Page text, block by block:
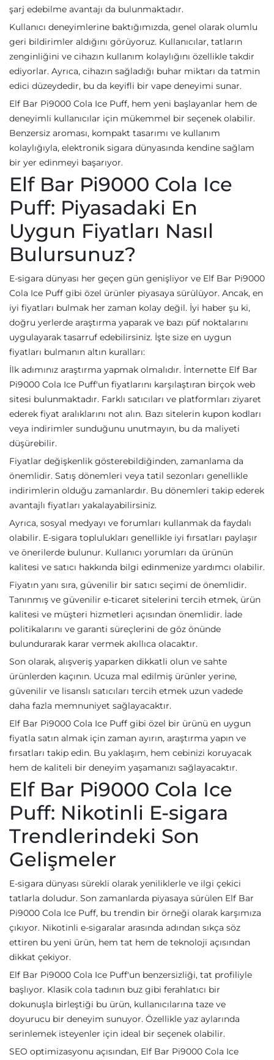
şarj edebilme avantajı da bulunmaktadır.
Kullanıcı deneyimlerine baktığımızda, genel olarak olumlu
geri bildirimler aldığını görüyoruz. Kullanıcılar, tatların
zenginliğini ve cihazın kullanım kolaylığını özellikle takdir
ediyorlar. Ayrıca, cihazın sağladığı buhar miktarı da tatmin
edici düzeydedir, bu da keyifli bir vape deneyimi sunar.
Elf Bar Pi9000 Cola Ice Puff, hem yeni başlayanlar hem de
deneyimli kullanıcılar için mükemmel bir seçenek olabilir.
Benzersiz aroması, kompakt tasarımı ve kullanım
kolaylığıyla, elektronik sigara dünyasında kendine sağlam
bir yer edinmeyi başarıyor.
Elf Bar Pi9000 Cola Ice
Puff: Piyasadaki En
Uygun Fiyatları Nasıl
Bulursunuz?
E-sigara dünyası her geçen gün genişliyor ve Elf Bar Pi9000
Cola Ice Puff gibi özel ürünler piyasaya sürülüyor. Ancak, en
iyi fiyatları bulmak her zaman kolay değil. İyi haber şu ki,
doğru yerlerde araştırma yaparak ve bazı püf noktalarını
uygulayarak tasarruf edebilirsiniz. İşte size en uygun
fiyatları bulmanın altın kuralları:
İlk adımınız araştırma yapmak olmalıdır. İnternette Elf Bar
Pi9000 Cola Ice Puff'un fiyatlarını karşılaştıran birçok web
sitesi bulunmaktadır. Farklı satıcıları ve platformları ziyaret
ederek fiyat aralıklarını not alın. Bazı sitelerin kupon kodları
veya indirimler sunduğunu unutmayın, bu da maliyeti
düşürebilir.
Fiyatlar değişkenlik gösterebildiğinden, zamanlama da
önemlidir. Satış dönemleri veya tatil sezonları genellikle
indirimlerin olduğu zamanlardır. Bu dönemleri takip ederek
avantajlı fiyatları yakalayabilirsiniz.
Ayrıca, sosyal medyayı ve forumları kullanmak da faydalı
olabilir. E-sigara toplulukları genellikle iyi fırsatları paylaşır
ve önerilerde bulunur. Kullanıcı yorumları da ürünün
kalitesi ve satıcı hakkında bilgi edinmenize yardımcı olabilir.
Fiyatın yanı sıra, güvenilir bir satıcı seçimi de önemlidir.
Tanınmış ve güvenilir e-ticaret sitelerini tercih etmek, ürün
kalitesi ve müşteri hizmetleri açısından önemlidir. İade
politikalarını ve garanti süreçlerini de göz önünde
bulundurarak karar vermek akıllıca olacaktır.
Son olarak, alışveriş yaparken dikkatli olun ve sahte
ürünlerden kaçının. Ucuza mal edilmiş ürünler yerine,
güvenilir ve lisanslı satıcıları tercih etmek uzun vadede
daha fazla memnuniyet sağlayacaktır.
Elf Bar Pi9000 Cola Ice Puff gibi özel bir ürünü en uygun
fiyatla satın almak için zaman ayırın, araştırma yapın ve
fırsatları takip edin. Bu yaklaşım, hem cebinizi koruyacak
hem de kaliteli bir deneyim yaşamanızı sağlayacaktır.
Elf Bar Pi9000 Cola Ice
Puff: Nikotinli E-sigara
Trendlerindeki Son
Gelişmeler
E-sigara dünyası sürekli olarak yeniliklerle ve ilgi çekici
tatlarla doludur. Son zamanlarda piyasaya sürülen Elf Bar
Pi9000 Cola Ice Puff, bu trendin bir örneği olarak karşımıza
çıkıyor. Nikotinli e-sigaralar arasında adından sıkça söz
ettiren bu yeni ürün, hem tat hem de teknoloji açısından
dikkat çekiyor.
Elf Bar Pi9000 Cola Ice Puff'un benzersizliği, tat profiliyle
başlıyor. Klasik cola tadının buz gibi ferahlatıcı bir
dokunuşla birleştiği bu ürün, kullanıcılarına taze ve
doyurucu bir deneyim sunuyor. Özellikle yaz aylarında
serinlemek isteyenler için ideal bir seçenek olabilir.
SEO optimizasyonu açısından, Elf Bar Pi9000 Cola Ice